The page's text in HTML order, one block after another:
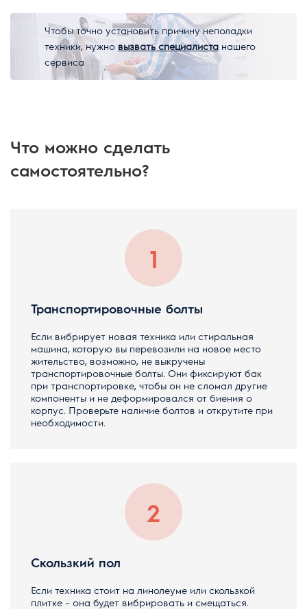
Чтобы точно установить причину неполадки
техники, нужно вызвать специалиста нашего
сервиса
Что можно сделать
самостоятельно?
Транспортировочные болты
Если вибрирует новая техника или стиральная
машина, которую вы перевозили на новое место
жительство, возможно, не выкручены
транспортировочные болты. Они фиксируют бак
при транспортировке, чтобы он не сломал другие
компоненты и не деформировался от биения о
корпус. Проверьте наличие болтов и открутите при
необходимости.
Скользкий пол
Если техника стоит на линолеуме или скользкой
плитке – она будет вибрировать и смещаться.